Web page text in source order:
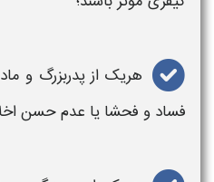
هریک از پدربزرگ و
فساد و فحشا یا عدم حسن